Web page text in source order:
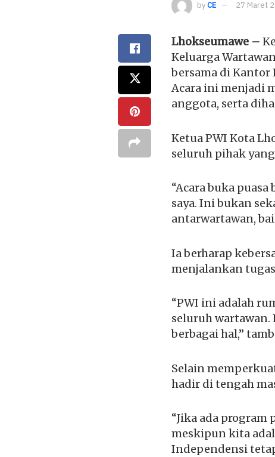
byCE 27 Maret
Lhokseumawe –
Keluarga
bersama di Kantor
Acara ini menjadi
anggota, serta
Ketua PWI Kota
seluruh pihak
“Acara buka
saya. Ini bukan
antarwartawan,
Ia berharap
menjalankan
“PWI ini adalah
seluruh wartawan.
berbagai hal,”
Selain
hadir di tengah
“Jika ada
meskipun kita
Independensi